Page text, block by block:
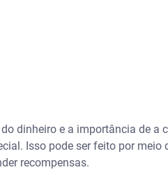
dinheiro e a importância de a
Isso pode ser feito por
recompensas.